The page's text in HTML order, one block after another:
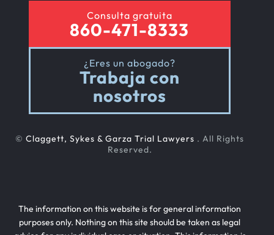
Consulta gratuita
860-471-8333
¿Eres un abogado?
Trabaja con
nosotros
© Claggett, Sykes & Garza Trial Lawyers . All Rights
Reserved.
The information on this website is for general information
purposes only. Nothing on this site should be taken as legal